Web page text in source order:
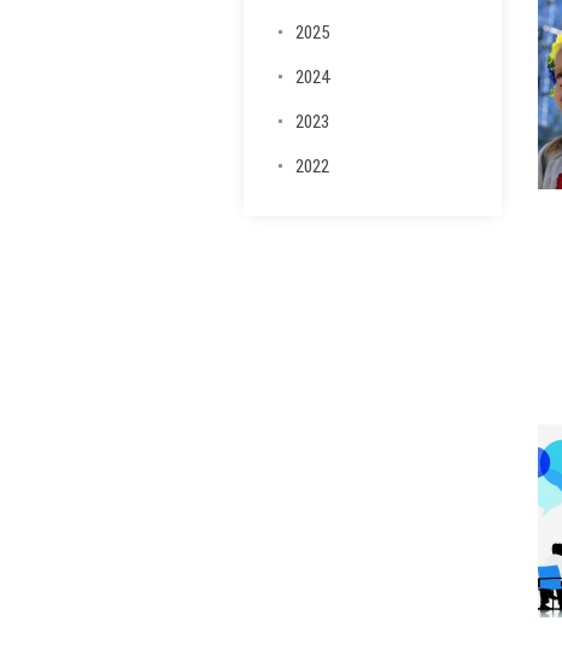
2025
2024
2023
2022